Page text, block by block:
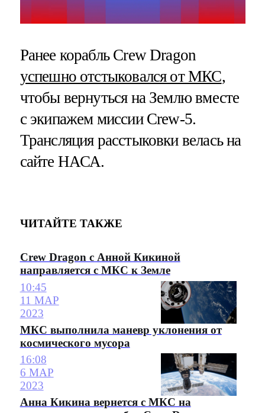
Ранее корабль Crew Dragon
успешно отстыковался от МКС,
чтобы вернуться на Землю вместе
с экипажем миссии Crew-5.
Трансляция расстыковки велась на
сайте НАСА.
ЧИТАЙТЕ ТАКЖЕ
Crew Dragon с Анной Кикиной
направляется с МКС к Земле
10:45
11 МАР
2023
МКС выполнила маневр уклонения от
космического мусора
16:08
6 МАР
2023
Анна Кикина вернется с МКС на